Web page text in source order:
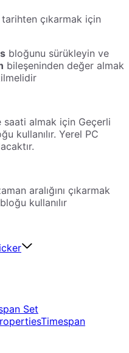
tarihten çıkarmak için
bloğunu sürükleyin ve
bileşeninden değer almak
saati almak için Geçerli
kullanılır. Yerel PC
aralığını çıkarmak
bloğu kullanılır
Set
Timespan